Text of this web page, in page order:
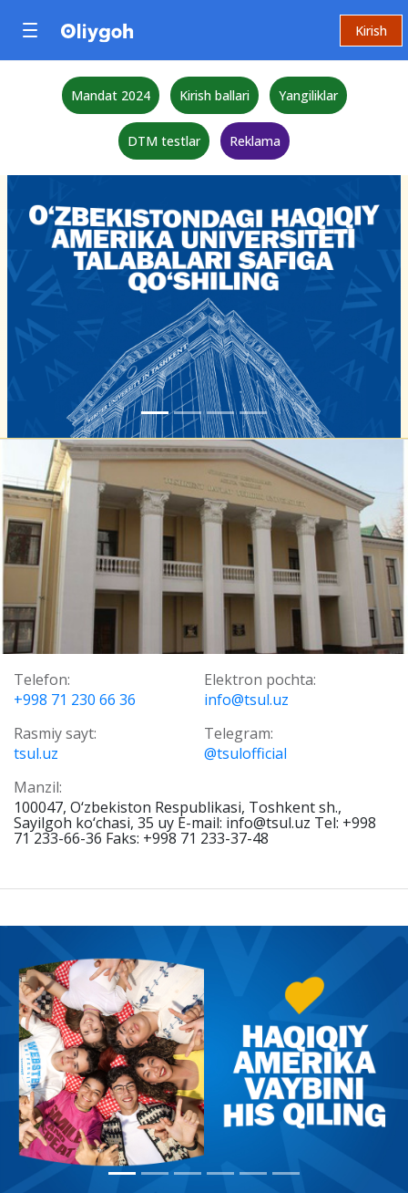
Kirish
Mandat 2024 Kirish ballari Yangiliklar
DTM testlar Reklama
Telefon:
+998 71 230 66 36
Elektron pochta:
info@tsul.uz
Rasmiy sayt:
tsul.uz
Telegram:
@tsulofficial
Manzil:
100047, O‘zbekiston Respublikasi, Toshkent sh.,
Sayilgoh ko‘chasi, 35 uy E-mail: info@tsul.uz Теl: +998
71 233-66-36 Faks: +998 71 233-37-48